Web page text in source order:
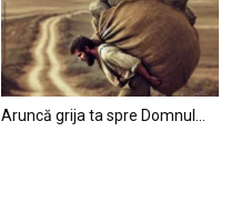
Aruncă grija ta spre Domnul…